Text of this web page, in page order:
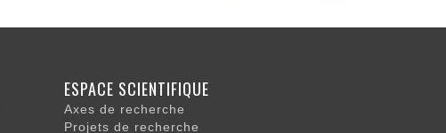
ESPACE SCIENTIFIQUE
Axes de recherche
Projets de recherche